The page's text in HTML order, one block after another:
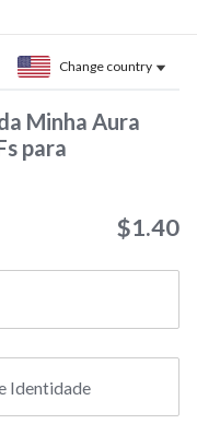
Change country
Minha Aura
para
$1.40
Identidade